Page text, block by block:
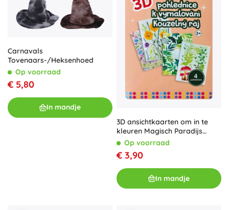
Carnavals
Tovenaars-/Heksenhoed
Op voorraad
€ 5,80
In mandje
3D ansichtkaarten om in te
kleuren Magisch Paradijs
CONCORDE
Op voorraad
€ 3,90
In mandje